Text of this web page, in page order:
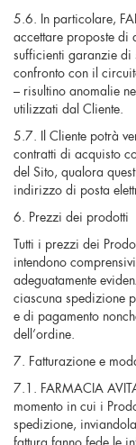
5.6. In particolare,
accettare proposte di
sufficienti garanzie di
confronto con il
– risultino anomalie
utilizzati dal Cliente.
5.7. Il Cliente potrà
contratti di acquisto
del Sito, qualora
indirizzo di posta
6. Prezzi dei prodotti
Tutti i prezzi dei
intendono
adeguatamente
ciascuna spedizione
e di pagamento
dell’ordine.
7. Fatturazione e
7.1. FARMACIA
momento in cui i
spedizione,
fattura fanno fede le